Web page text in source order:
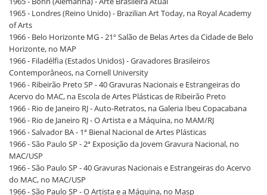
1965 - Londres (Reino Unido) - Brazilian Art Today, na Royal Academy
of Arts
1966 - Belo Horizonte MG - 21º Salão de Belas Artes da Cidade de Belo
Horizonte, no MAP
1966 - Filadélfia (Estados Unidos) - Gravadores Brasileiros
Contemporâneos, na Cornell University
1966 - Ribeirão Preto SP - 40 Gravuras Nacionais e Estrangeiras do
Acervo do MAC, na Escola de Artes Plásticas de Ribeirão Preto
1966 - Rio de Janeiro RJ - Auto-Retratos, na Galeria Ibeu Copacabana
1966 - Rio de Janeiro RJ - O Artista e a Máquina, no MAM/RJ
1966 - Salvador BA - 1ª Bienal Nacional de Artes Plásticas
1966 - São Paulo SP - 2ª Exposição da Jovem Gravura Nacional, no
MAC/USP
1966 - São Paulo SP - 40 Gravuras Nacionais e Estrangeiras do Acervo
do MAC, no MAC/USP
1966 - São Paulo SP - O Artista e a Máquina, no Masp